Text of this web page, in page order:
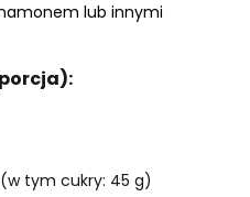
lub innymi
tym cukry: 45 g)